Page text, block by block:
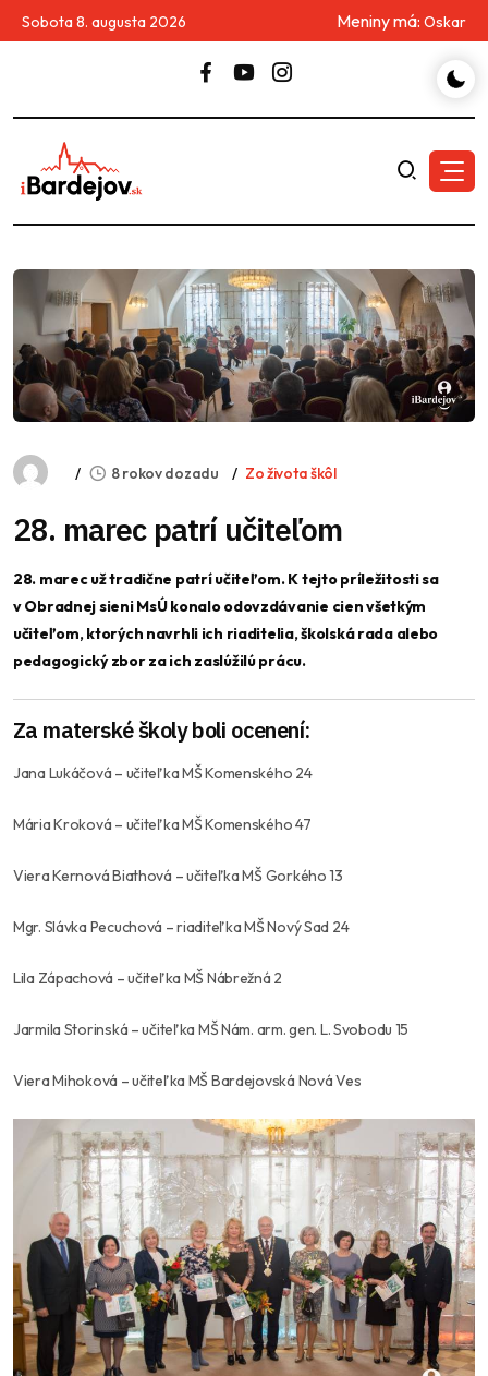
Sobota 8. augusta 2026 Meniny má: Oskar
8 rokov dozadu Zo života škôl
28. marec patrí učiteľom
28. marec už tradične patrí učiteľom. K tejto príležitosti sa
v Obradnej sieni MsÚ konalo odovzdávanie cien všetkým
učiteľom, ktorých navrhli ich riaditelia, školská rada alebo
pedagogický zbor za ich zaslúžilú prácu.
Za materské školy boli ocenení:
Jana Lukáčová – učiteľka MŠ Komenského 24
Mária Kroková – učiteľka MŠ Komenského 47
Viera Kernová Biathová – učiteľka MŠ Gorkého 13
Mgr. Slávka Pecuchová – riaditeľka MŠ Nový Sad 24
Lila Zápachová – učiteľka MŠ Nábrežná 2
Jarmila Storinská – učiteľka MŠ Nám. arm. gen. L. Svobodu 15
Viera Mihoková – učiteľka MŠ Bardejovská Nová Ves